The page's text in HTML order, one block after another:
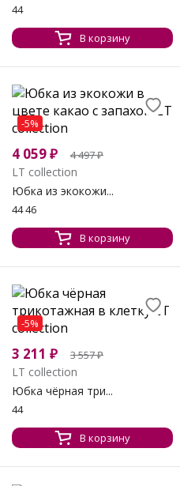
44
В корзину
-5%
4 059₽ 4 497₽
LT collection
Юбка из экокожи...
44 46
В корзину
-5%
3 211 ₽ 3 557₽
LT collection
Юбка чёрная три...
44
В корзину